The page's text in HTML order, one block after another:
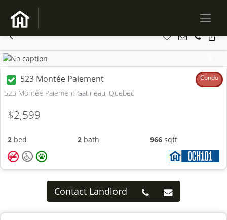
Previous
523 Montée Paiement Condo
523 Montée Paiement Gatineau, Quebec
$2,599
2 bed 2 bath 966 sqft
Contact Landlord